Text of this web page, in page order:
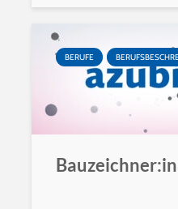
BERUFE
Bauzeichner:in